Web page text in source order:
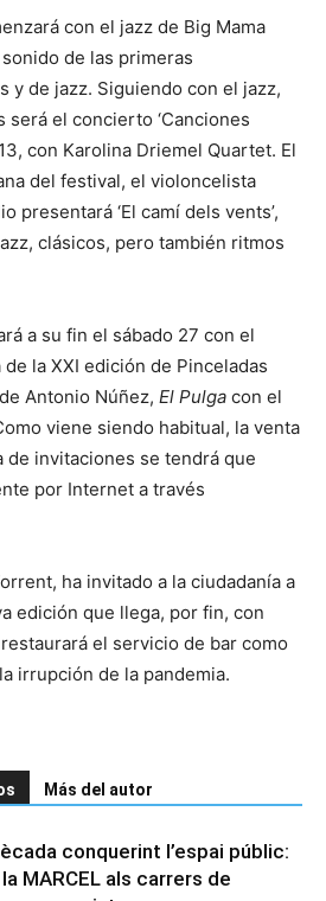
con el jazz de Big Mama
de las primeras
y de jazz. Siguiendo con el jazz,
será el concierto ‘Canciones
con Karolina Driemel Quartet. El
del festival, el violoncelista
presentará ‘El camí dels vents’,
clásicos, pero también ritmos
a su fin el sábado 27 con el
la XXI edición de Pinceladas
Antonio Núñez, El Pulga con el
viene siendo habitual, la venta
de invitaciones se tendrá que
por Internet a través
ha invitado a la ciudadanía a
edición que llega, por fin, con
el servicio de bar como
irrupción de la pandemia.
Más del autor
conquerint l’espai públic:
MARCEL als carrers de